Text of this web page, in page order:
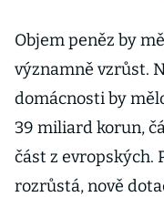
Objem peněz by
významně vzrůst.
domácnosti by
39 miliard korun,
část z evropských.
rozrůstá, nově